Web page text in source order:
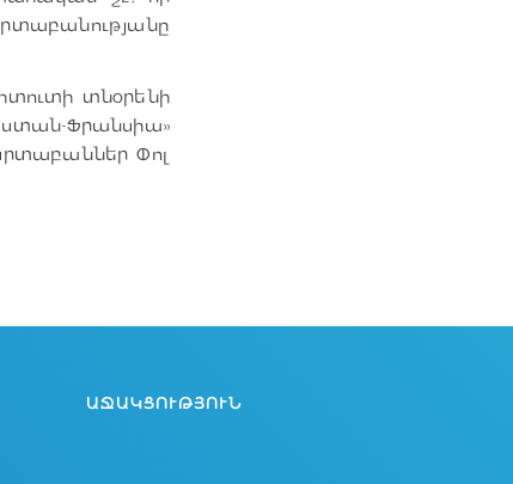
տնօրենի
Ֆրանսիա»
Փոլ
ԱՋԱԿՑՈՒԹՅՈՒՆ